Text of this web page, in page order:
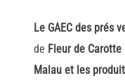
Le GAEC des prés
de Fleur de Carotte
Malau et les